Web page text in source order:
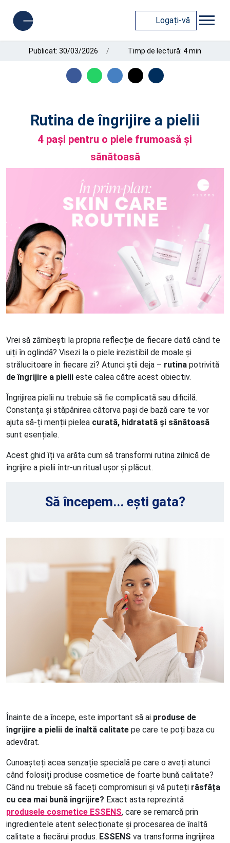
Logați-vă
Publicat: 30/03/2026 Timp de lectură: 4 min
Rutina de îngrijire a pielii
4 pași pentru o piele frumoasă și
sănătoasă
Vrei să zâmbești la propria reflecție de fiecare dată când te
uiți în oglindă? Visezi la o piele irezistibil de moale și
strălucitoare în fiecare zi? Atunci știi deja – rutina potrivită
de îngrijire a pielii este calea către acest obiectiv.
Îngrijirea pielii nu trebuie să fie complicată sau dificilă.
Constanța și stăpânirea câtorva pași de bază care te vor
ajuta să-ți menții pielea curată, hidratată și sănătoasă
sunt esențiale.
Acest ghid îți va arăta cum să transformi rutina zilnică de
îngrijire a pielii într-un ritual ușor și plăcut.
Să începem... ești gata?
Înainte de a începe, este important să ai produse de
îngrijire a pielii de înaltă calitate pe care te poți baza cu
adevărat.
Cunoașteți acea senzație specială pe care o aveți atunci
când folosiți produse cosmetice de foarte bună calitate?
Când nu trebuie să faceți compromisuri și vă puteți răsfăța
cu cea mai bună îngrijire? Exact asta reprezintă
produsele cosmetice ESSENS, care se remarcă prin
ingredientele atent selecționate și procesarea de înaltă
calitate a fiecărui produs. ESSENS va transforma îngrijirea